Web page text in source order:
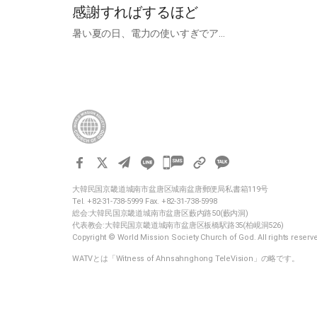
感謝すればするほど
暑い夏の日、電力の使いすぎでア…
카
오
톡
공
하
大韓民国京畿道城南市盆唐区城南盆唐郵便局私書箱119号
Tel. +82-31-738-5999 Fax. +82-31-738-5998
総会:大韓民国京畿道城南市盆唐区藪内路50(藪内洞)
代表教会:大韓民国京畿道城南市盆唐区板橋駅路35(柏峴洞526)
Copyright © World Mission Society Church of God. All rights
WATVとは「Witness of Ahnsahnghong TeleVision」の略です。